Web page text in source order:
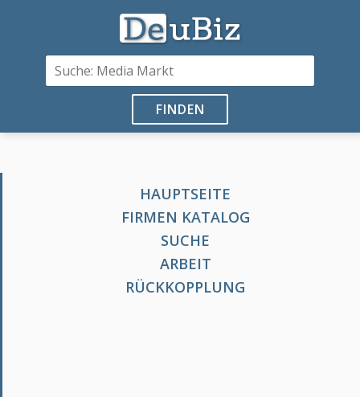
FINDEN
HAUPTSEITE
FIRMEN KATALOG
SUCHE
ARBEIT
RÜCKKOPPLUNG